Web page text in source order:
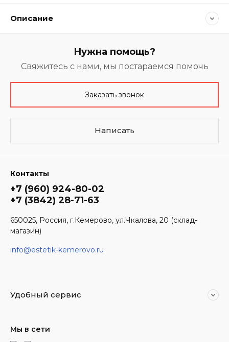
Описание
Нужна помощь?
Свяжитесь с нами, мы постараемся помочь
Заказать звонок
Написать
Контакты
+7 (960) 924-80-02
+7 (3842) 28-71-63
650025, Россия, г.Кемерово, ул.Чкалова, 20 (склад-
магазин)
info@estetik-kemerovo.ru
Удобный сервис
Мы в сети